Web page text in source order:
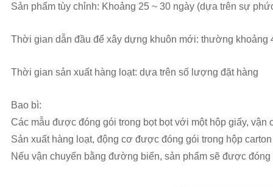
Sản phẩm tùy chỉnh: Khoảng 25 ~ 30 ngày (dựa trên sự
Thời gian dẫn đầu để xây dựng khuôn mới: thường khoảng
Thời gian sản xuất hàng loạt: dựa trên số lượng đặt hàng
Bao bì:
Các mẫu được đóng gói trong bọt bọt với một hộp giấy, vận
Sản xuất hàng loạt, động cơ được đóng gói trong hộp
Nếu vận chuyển bằng đường biển, sản phẩm sẽ được đóng